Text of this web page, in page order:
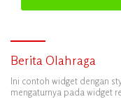
Berita Olahraga
Ini contoh widget dengan
mengaturnya pada widget